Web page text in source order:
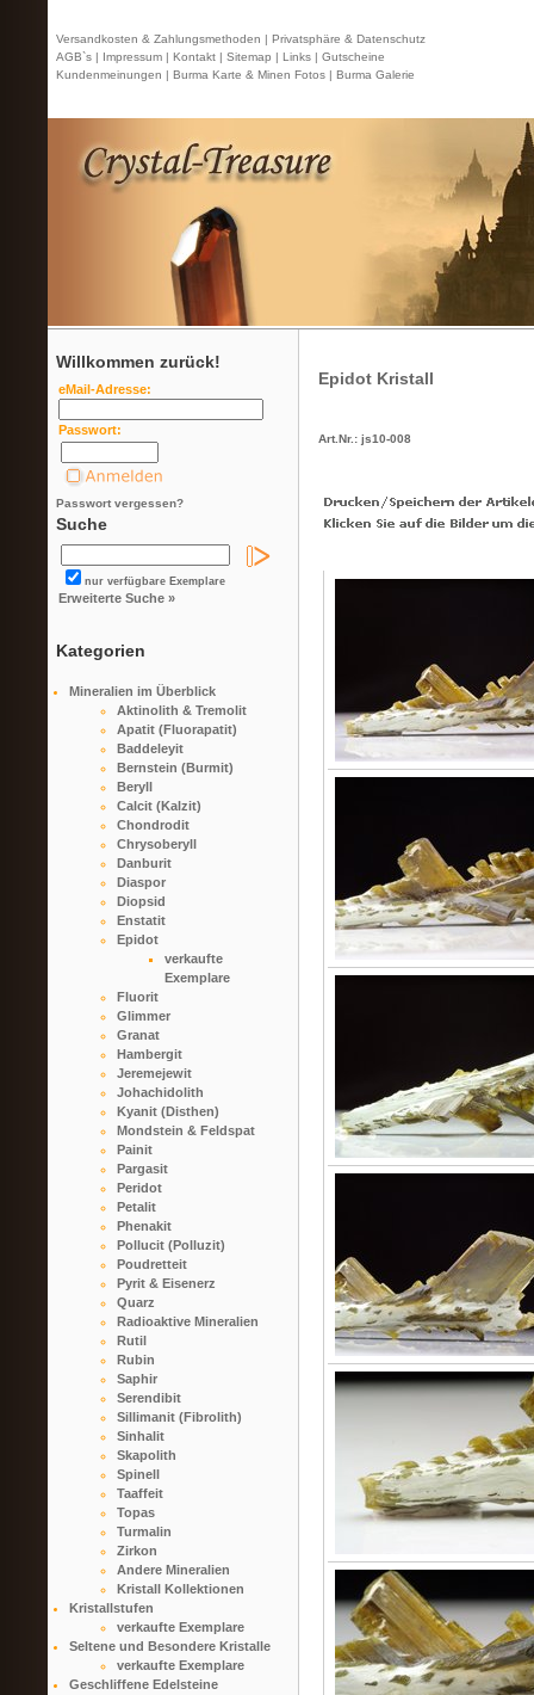
Versandkosten & Zahlungsmethoden | Privatsphäre & Datenschutz
AGB`s | Impressum | Kontakt | Sitemap | Links | Gutscheine
Kundenmeinungen | Burma Karte & Minen Fotos | Burma Galerie
Willkommen zurück!
eMail-Adresse:
Passwort:
Passwort vergessen?
Suche
nur verfügbare Exemplare
Erweiterte Suche »
Kategorien
Mineralien im Überblick
Aktinolith & Tremolit
Apatit (Fluorapatit)
Baddeleyit
Bernstein (Burmit)
Beryll
Calcit (Kalzit)
Chondrodit
Chrysoberyll
Danburit
Diaspor
Diopsid
Enstatit
Epidot
verkaufte
Exemplare
Fluorit
Glimmer
Granat
Hambergit
Jeremejewit
Johachidolith
Kyanit (Disthen)
Mondstein & Feldspat
Painit
Pargasit
Peridot
Petalit
Phenakit
Pollucit (Polluzit)
Poudretteit
Pyrit & Eisenerz
Quarz
Radioaktive Mineralien
Rutil
Rubin
Saphir
Serendibit
Sillimanit (Fibrolith)
Sinhalit
Skapolith
Spinell
Taaffeit
Topas
Turmalin
Zirkon
Andere Mineralien
Kristall Kollektionen
Kristallstufen
verkaufte Exemplare
Seltene und Besondere Kristalle
verkaufte Exemplare
Geschliffene Edelsteine
Epidot Kristall
Art.Nr.: js10-008